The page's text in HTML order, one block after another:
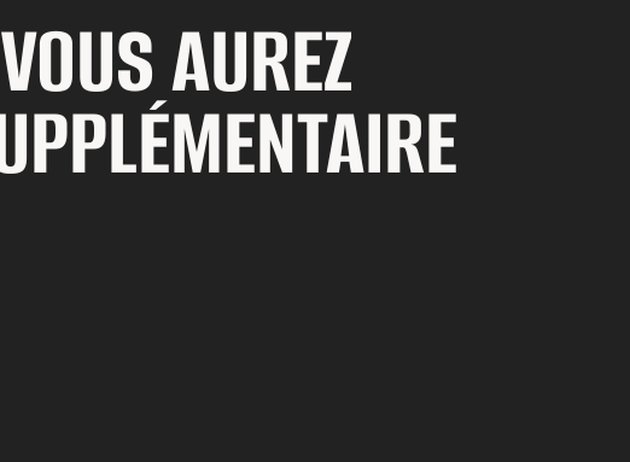
AUREZ